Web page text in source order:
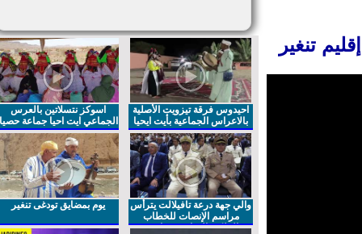
تنغير
احيدوس فرقة تيزويت الأصلية
بالاعراس الجماعية بأيت ايحيا
اسوكز نتسلاتين بالعرس
الجماعي ايت احيا جماعة حصيا
والي جهة درعة تافيلالت يترأس
مراسم الإنصات للخطاب
الملكي السامي بمناسبة
يوم بمضايق تودغى تنغير